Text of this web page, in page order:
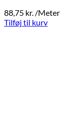
88,75 kr. /Meter
Tilføj til kurv